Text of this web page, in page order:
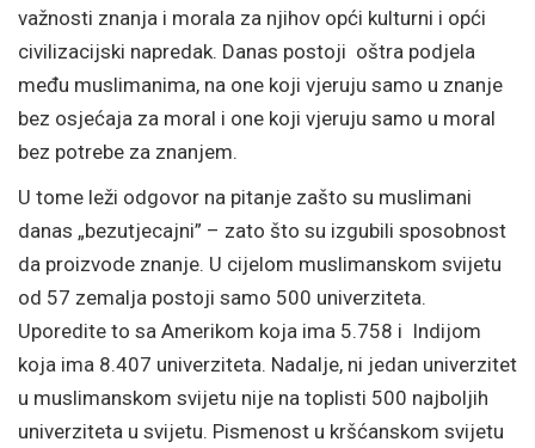
važnosti znanja i morala za njihov opći kulturni i opći
civilizacijski napredak. Danas postoji oštra podjela
među muslimanima, na one koji vjeruju samo u znanje
bez osjećaja za moral i one koji vjeruju samo u moral
bez potrebe za znanjem.
U tome leži odgovor na pitanje zašto su muslimani
danas „bezutjecajni” – zato što su izgubili sposobnost
da proizvode znanje. U cijelom muslimanskom svijetu
od 57 zemalja postoji samo 500 univerziteta.
Uporedite to sa Amerikom koja ima 5.758 i Indijom
koja ima 8.407 univerziteta. Nadalje, ni jedan univerzitet
u muslimanskom svijetu nije na toplisti 500 najboljih
univerziteta u svijetu. Pismenost u kršćanskom svijetu